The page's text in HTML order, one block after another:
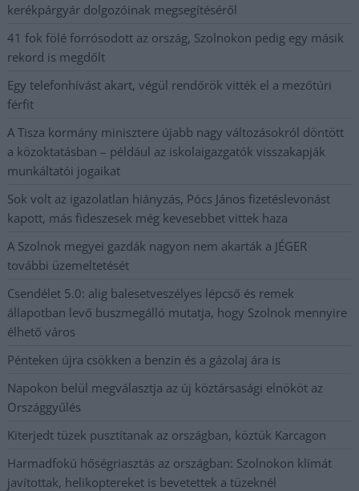
kerékpárgyár dolgozóinak megsegítéséről
41 fok fölé forrósodott az ország, Szolnokon pedig egy másik
rekord is megdőlt
Egy telefonhívást akart, végül rendőrök vitték el a mezőtúri
férfit
A Tisza kormány minisztere újabb nagy változásokról döntött
a közoktatásban – például az iskolaigazgatók visszakapják
munkáltatói jogaikat
Sok volt az igazolatlan hiányzás, Pócs János fizetéslevonást
kapott, más fideszesek még kevesebbet vittek haza
A Szolnok megyei gazdák nagyon nem akarták a JÉGER
további üzemeltetését
Csendélet 5.0: alig balesetveszélyes lépcső és remek
állapotban levő buszmegálló mutatja, hogy Szolnok mennyire
élhető város
Pénteken újra csökken a benzin és a gázolaj ára is
Napokon belül megválasztja az új köztársasági elnököt az
Országgyűlés
Kiterjedt tüzek pusztítanak az országban, köztük Karcagon
Harmadfokú hőségriasztás az országban: Szolnokon klímát
javítottak, helikoptereket is bevetettek a tüzeknél